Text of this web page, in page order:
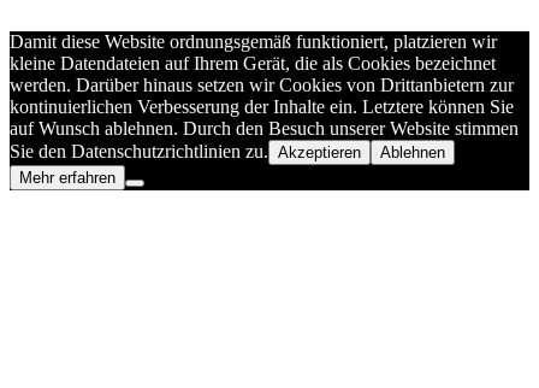
Damit diese Website ordnungsgemäß funktioniert, platzieren wir
kleine Datendateien auf Ihrem Gerät, die als Cookies bezeichnet
werden. Darüber hinaus setzen wir Cookies von Drittanbietern zur
kontinuierlichen Verbesserung der Inhalte ein. Letztere können Sie
auf Wunsch ablehnen. Durch den Besuch unserer Website stimmen
Sie den Datenschutzrichtlinien zu. Akzeptieren
Ablehnen
Mehr erfahren